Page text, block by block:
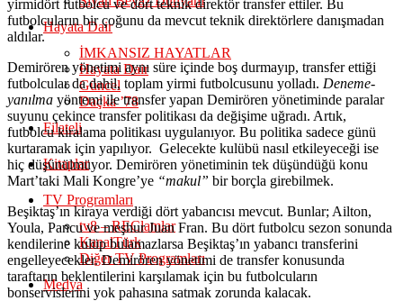
Hayata Dair
İMKANSIZ HAYATLAR
Hayata Dair
Güncel
Daçka ’78
Filateli
Kitaplar
TV Programları
tv8 – REClamlar
KanalTürk
Diğer TV Programları
Medya
yirmidört futbolcu ve dört teknik direktör transfer ettiler. Bu
futbolcuların bir çoğunu da mevcut teknik direktörlere danışmadan
aldılar.
Demirören yönetimi aynı süre içinde boş durmayıp, transfer ettiği
futbolcular da dahil, toplam yirmi futbolcusunu yolladı. Deneme-
yanılma yöntemi ile transfer yapan Demirören yönetiminde paralar
suyunu çekince transfer politikası da değişime uğradı. Artık,
futbolcu kiralama politikası uygulanıyor. Bu politika sadece günü
kurtaramak için yapılıyor. Gelecekte kulübü nasıl etkileyeceği ise
hiç düşünülmüyor. Demirören yönetiminin tek düşündüğü konu
Mart’taki Mali Kongre’ye “makul” bir borçla girebilmek.
Beşiktaş’ın kiraya verdiği dört yabancısı mevcut. Bunlar; Ailton,
Youla, Pancu ve meşhur Juan Fran. Bu dört futbolcu sezon sonunda
kendilerine kulüp bulamazlarsa Beşiktaş’ın yabancı transferini
engelleyecekler. Demirören yönetimi de transfer konusunda
taraftarın beklentilerini karşılamak için bu futbolcuların
bonservislerini yok pahasına satmak zorunda kalacak.